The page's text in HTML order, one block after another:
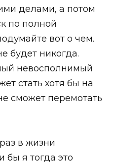
делами, а потом
по полной
вот о чем.
будет никогда.
невосполнимый
стать хотя бы на
сможет перемотать
в жизни
бы я тогда это